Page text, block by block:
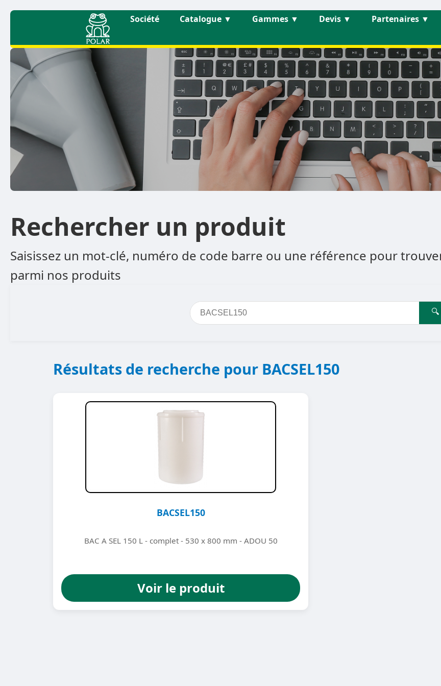
Société Catalogue ▼ Gammes ▼ Devis ▼ Partenaires ▼
Rechercher un produit
Saisissez un mot-clé, numéro de code barre ou une référence pour
parmi nos produits
Résultats de recherche pour BACSEL150
BACSEL150
BAC A SEL 150 L - complet - 530 x 800 mm - ADOU 50
Voir le produit